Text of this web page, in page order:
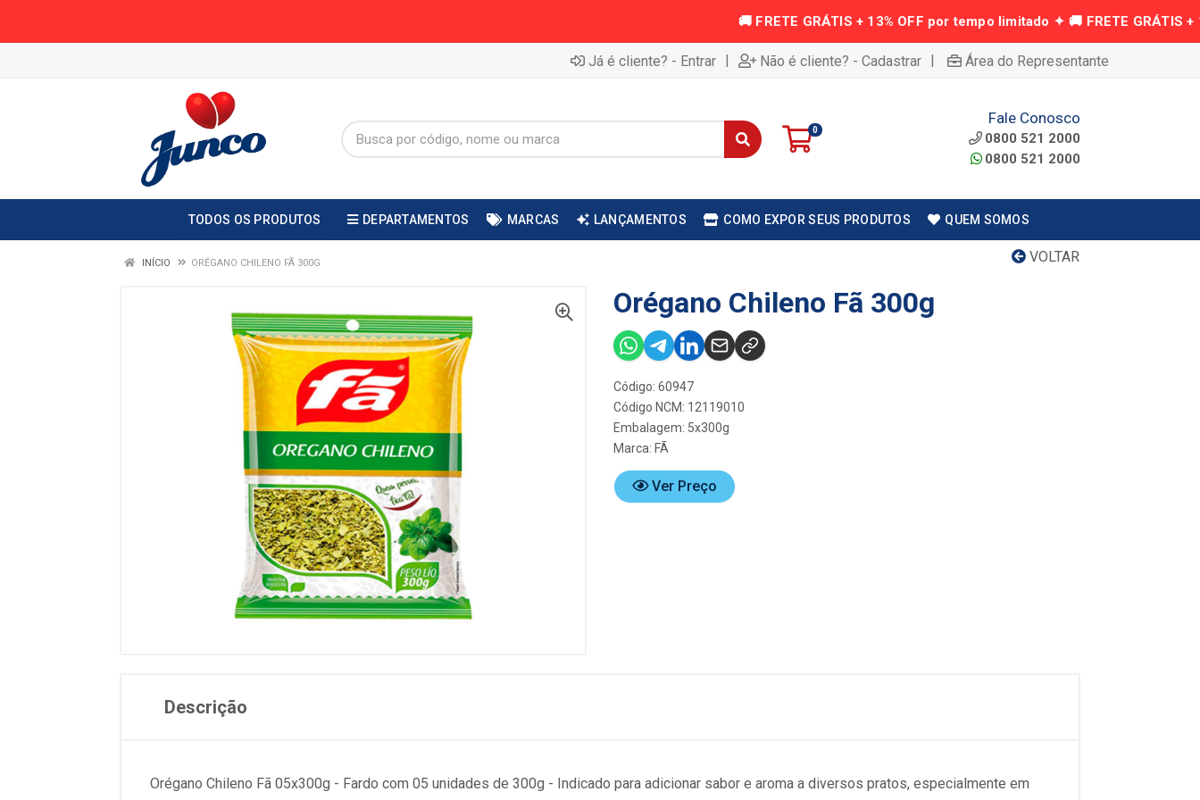
Já é cliente? - Entrar | Não é cliente? - Cadastrar | Área do Representante
0
Fale Conosco
0800 521 2000
0800 521 2000
TODOS OS PRODUTOS DEPARTAMENTOS MARCAS LANÇAMENTOS COMO EXPOR SEUS PRODUTOS QUEM SOMOS
VOLTAR
INÍCIO ORÉGANO CHILENO FÃ 300G
Orégano Chileno Fã 300g
Código: 60947
Código NCM: 12119010
Embalagem: 5x300g
Marca: FÃ
Ver Preço
Descrição
Orégano Chileno Fã 05x300g - Fardo com 05 unidades de 300g - Indicado para adicionar sabor e aroma a diversos pratos, especialmente em